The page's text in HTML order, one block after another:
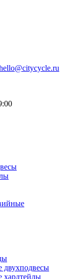
двухподвесы
хардтейлы